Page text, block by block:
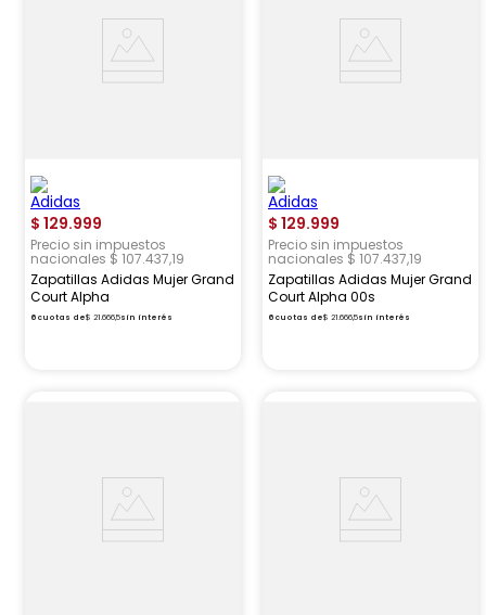
$ 129.999
Precio sin impuestos
nacionales $ 107.437,19
Zapatillas Adidas Mujer Grand
Court Alpha
6 cuotas de$ 21.666,5sin interés
$ 129.999
Precio sin impuestos
nacionales $ 107.437,19
Zapatillas Adidas Mujer Grand
Court Alpha 00s
6 cuotas de$ 21.666,5sin interés